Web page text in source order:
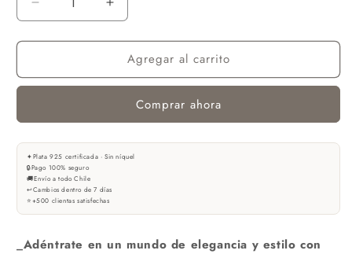
Reducir
cantidad
para
DEGNEK
Aumentar
cantidad
para
ARO
DEGNEK
Agregar al carrito
Comprar ahora
✦Plata 925 certificada · Sin níquel
🔒Pago 100% seguro
🚚Envío a todo Chile
↩Cambios dentro de 7 días
⭐+500 clientas satisfechas
_Adéntrate en un mundo de elegancia y estilo con